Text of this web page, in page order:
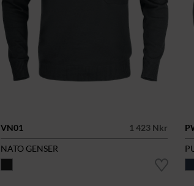
VN01
1 423 Nkr
NATO GENSER